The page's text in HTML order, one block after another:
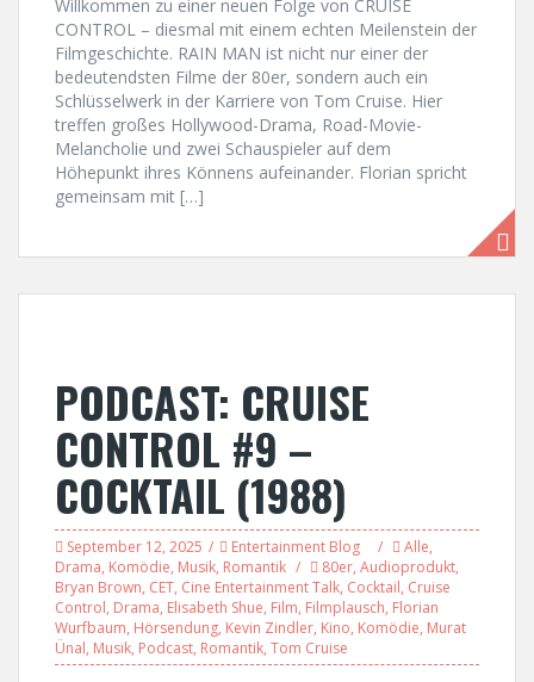
Willkommen zu einer neuen Folge von CRUISE
CONTROL – diesmal mit einem echten Meilenstein der
Filmgeschichte. RAIN MAN ist nicht nur einer der
bedeutendsten Filme der 80er, sondern auch ein
Schlüsselwerk in der Karriere von Tom Cruise. Hier
treffen großes Hollywood-Drama, Road-Movie-
Melancholie und zwei Schauspieler auf dem
Höhepunkt ihres Könnens aufeinander. Florian spricht
gemeinsam mit […]
PODCAST: CRUISE
CONTROL #9 –
COCKTAIL (1988)
September 12, 2025 Entertainment Blog Alle,
Drama, Komödie, Musik, Romantik 80er, Audioprodukt,
Bryan Brown, CET, Cine Entertainment Talk, Cocktail, Cruise
Control, Drama, Elisabeth Shue, Film, Filmplausch, Florian
Wurfbaum, Hörsendung, Kevin Zindler, Kino, Komödie, Murat
Ünal, Musik, Podcast, Romantik, Tom Cruise